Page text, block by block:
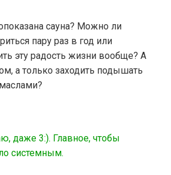
сауна? Можно ли
пару раз в год или
эту радость жизни вообще? А
а только заходить подышать
даже 3:). Главное, чтобы
системным.